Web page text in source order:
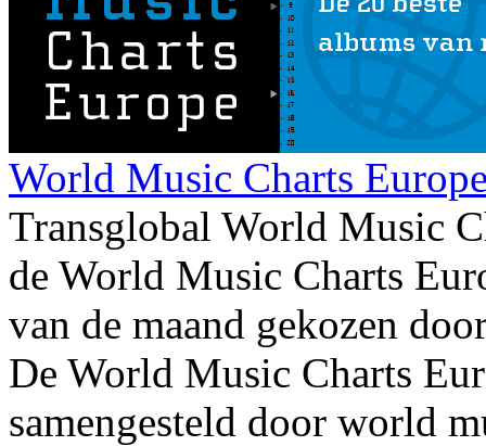
World Music Charts
Transglobal World Music
de World Music Charts
van de maand gekozen
De World Music Charts
samengesteld door world